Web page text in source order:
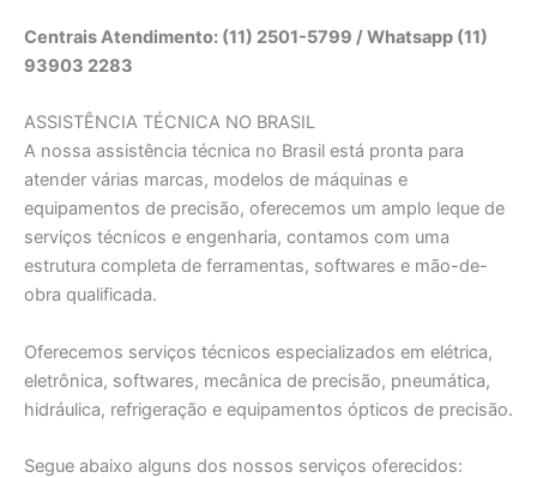
Centrais Atendimento: (11) 2501-5799 / Whatsapp (11)
93903 2283
ASSISTÊNCIA TÉCNICA NO BRASIL
A nossa assistência técnica no Brasil está pronta para
atender várias marcas, modelos de máquinas e
equipamentos de precisão, oferecemos um amplo leque de
serviços técnicos e engenharia, contamos com uma
estrutura completa de ferramentas, softwares e mão-de-
obra qualificada.
Oferecemos serviços técnicos especializados em elétrica,
eletrônica, softwares, mecânica de precisão, pneumática,
hidráulica, refrigeração e equipamentos ópticos de precisão.
Segue abaixo alguns dos nossos serviços oferecidos: